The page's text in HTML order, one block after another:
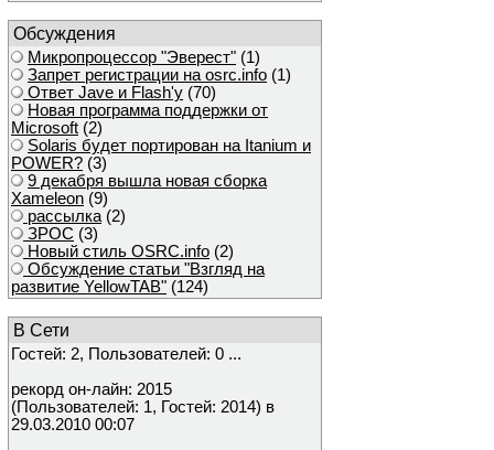
Обсуждения
Микропроцессор "Эверест" (1)
Запрет регистрации на osrc.info (1)
Ответ Javе и Flash'у (70)
Новая программа поддержки от
Microsoft (2)
Solaris будет портирован на Itanium и
POWER? (3)
9 декабря вышла новая сборка
Xameleon (9)
рассылка (2)
ЗРОС (3)
Новый стиль OSRC.info (2)
Обсуждение статьи "Взгляд на
развитие YellowTAB" (124)
В Сети
Гостей: 2, Пользователей: 0 ...
рекорд он-лайн: 2015
(Пользователей: 1, Гостей: 2014) в
29.03.2010 00:07